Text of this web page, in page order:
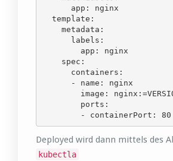
        - containerPort: 80
Deployed wird dann mittels des
kubectla